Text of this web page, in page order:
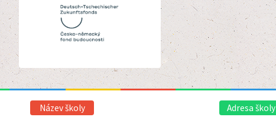
Název školy Adresa školy